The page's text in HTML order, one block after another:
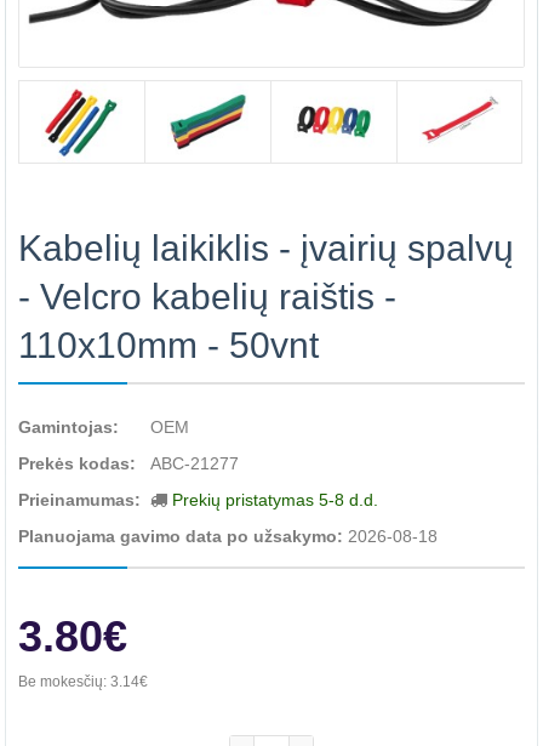
Kabelių laikiklis - įvairių spalvų
- Velcro kabelių raištis -
110x10mm - 50vnt
Gamintojas:
OEM
Prekės kodas:
ABC-21277
Prieinamumas:
Prekių pristatymas 5-8 d.d.
Planuojama gavimo data po užsakymo: 2026-08-18
3.80€
Be mokesčių: 3.14€